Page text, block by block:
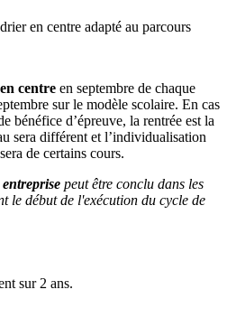
en centre adapté au parcours
en centre en septembre de chaque
sur le modèle scolaire. En cas
bénéfice d’épreuve, la rentrée est la
sera différent et l’individualisation
de certains cours.
entreprise peut être conclu dans les
le début de l'exécution du cycle de
sur 2 ans.